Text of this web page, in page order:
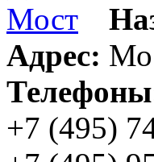
Адрес:
+7 (495)